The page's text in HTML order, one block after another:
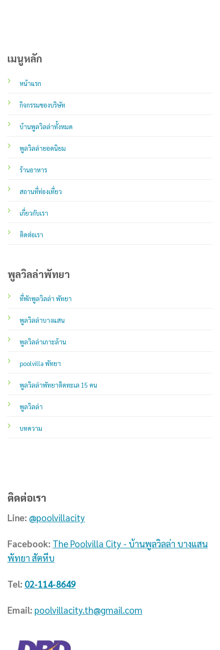
เมนูหลัก
หน้าแรก
กิจกรรมของบริษัท
บ้านพูลวิลล่าทั้งหมด
พูลวิลล่ายอดนิยม
ร้านอาหาร
สถานที่ท่องเที่ยว
เกี่ยวกับเรา
ติดต่อเรา
พูลวิลล่าพัทยา
ที่พักพูลวิลล่า พัทยา
พูลวิลล่าบางแสน
พูลวิลล่าเกาะล้าน
poolvilla พัทยา
พูลวิลล่าพัทยาติดทะเล 15 คน
พูลวิลล่า
บทความ
ติดต่อเรา
Line: @poolvillacity
Facebook: The Poolvilla City - บ้านพูลวิลล่า บางแสน
พัทยา สัตหีบ
Tel: 02-114-8649
Email: poolvillacity.th@gmail.com